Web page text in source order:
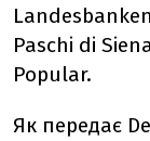
Paschi di
Popular.
Як передає